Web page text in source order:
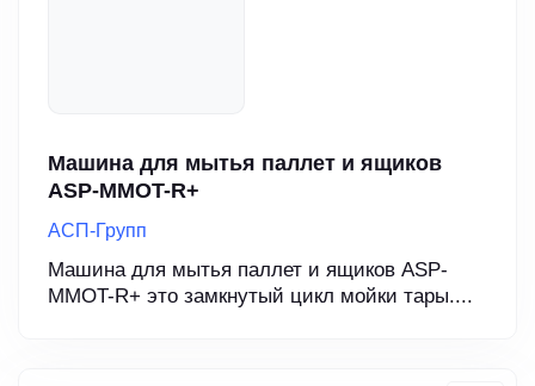
Машина для мытья паллет и ящиков
ASP-MMOT-R+
АСП-Групп
Машина для мытья паллет и ящиков ASP-
MMOT-R+ это замкнутый цикл мойки тары....